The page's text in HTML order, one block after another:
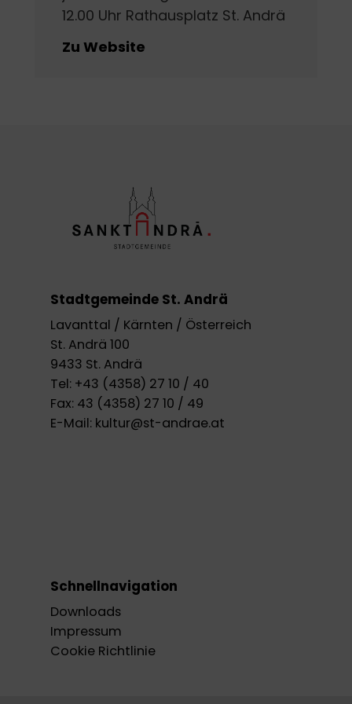
12.00 Uhr Rathausplatz St. Andrä
Zu Website
Stadtgemeinde St. Andrä
Lavanttal / Kärnten / Österreich
St. Andrä 100
9433 St. Andrä
Tel: +43 (4358) 27 10 / 40
Fax: 43 (4358) 27 10 / 49
E-Mail: kultur@st-andrae.at
Schnellnavigation
Downloads
Impressum
Cookie Richtlinie